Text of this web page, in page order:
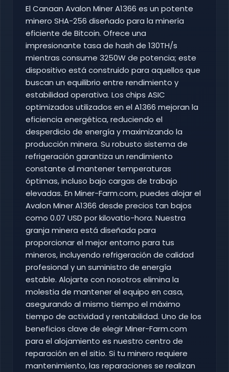
El Canaan Avalon Miner A1366 es un potente
minero SHA-256 diseñado para la minería
eficiente de Bitcoin. Ofrece una
impresionante tasa de hash de 130TH/s
mientras consume 3250W de potencia; este
dispositivo está construido para aquellos que
buscan un equilibrio entre rendimiento y
estabilidad operativa. Los chips ASIC
optimizados utilizados en el A1366 mejoran la
eficiencia energética, reduciendo el
desperdicio de energía y maximizando la
producción minera. Su robusto sistema de
refrigeración garantiza un rendimiento
constante al mantener temperaturas
óptimas, incluso bajo cargas de trabajo
elevadas. En Miner-Farm.com, puedes alojar el
Avalon Miner A1366 desde precios tan bajos
como 0.07 USD por kilovatio-hora. Nuestra
granja minera está diseñada para
proporcionar el mejor entorno para tus
mineros, incluyendo refrigeración de calidad
profesional y un suministro de energía
estable. Alojarte con nosotros elimina la
molestia de mantener el equipo en casa,
asegurando al mismo tiempo el máximo
tiempo de actividad y rentabilidad. Uno de los
beneficios clave de elegir Miner-Farm.com
para el alojamiento es nuestro centro de
reparación en el sitio. Si tu minero requiere
mantenimiento, las reparaciones se realizan